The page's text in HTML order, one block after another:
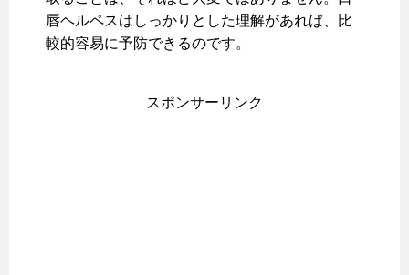
唇ヘルペスはしっかりとした理解があれば、比
較的容易に予防できるのです。
スポンサーリンク